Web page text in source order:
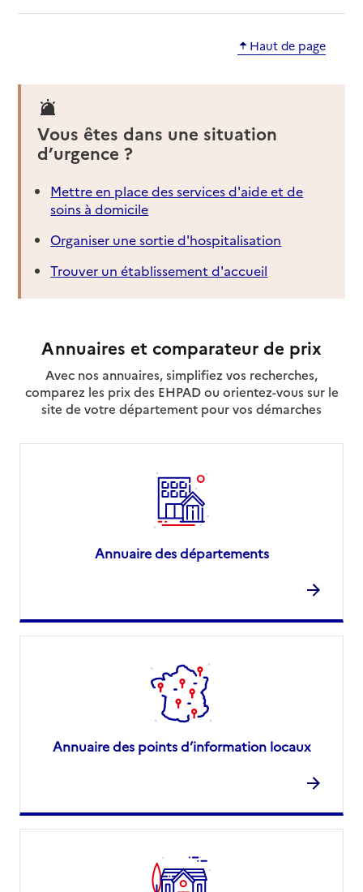
Haut de page
Vous êtes dans une situation
d’urgence ?
Mettre en place des services d'aide et de
soins à domicile
Organiser une sortie d'hospitalisation
Trouver un établissement d'accueil
Annuaires et comparateur de prix
Avec nos annuaires, simplifiez vos recherches,
comparez les prix des EHPAD ou orientez-vous sur le
site de votre département pour vos démarches
Annuaire des départements
Annuaire des points d’information locaux